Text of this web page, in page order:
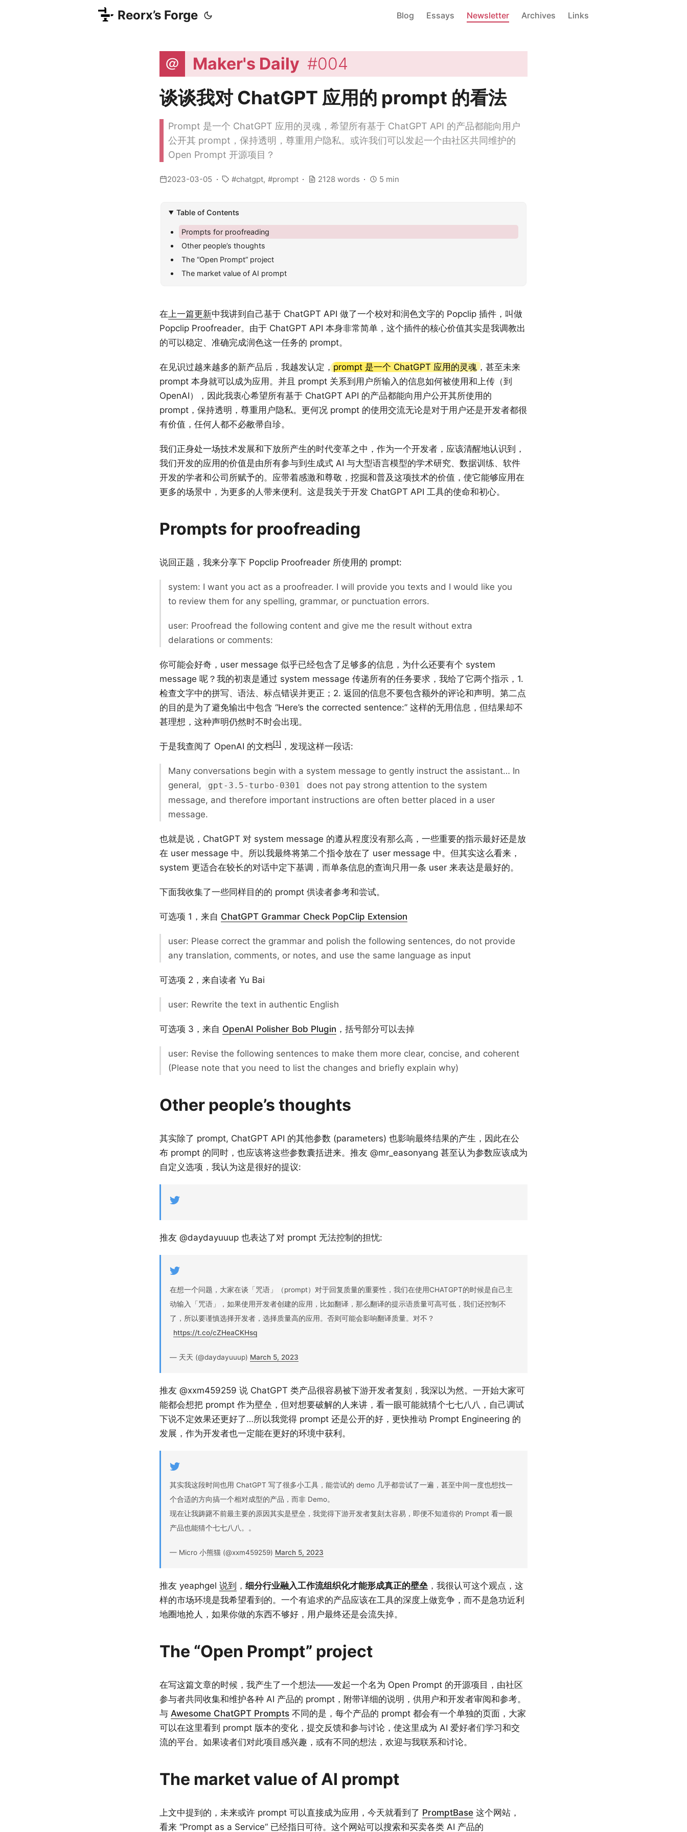
Reorx’s Forge Blog Essays Newsletter Archives Links
＠ Maker's Daily #004
谈谈我对 ChatGPT 应用的 prompt 的看法
Prompt 是一个 ChatGPT 应用的灵魂，希望所有基于 ChatGPT API 的产品都能向用户
公开其 prompt，保持透明，尊重用户隐私。或许我们可以发起一个由社区共同维护的
Open Prompt 开源项目？
2023-03-05 chatgpt prompt 2128 words 5 min
Table of Contents
Prompts for proofreading
Other people’s thoughts
The “Open Prompt” project
The market value of AI prompt
在 上一篇更新中我讲到自己基于 ChatGPT API 做了一个校对和润色文字的 Popclip 插件，叫做
Popclip Proofreader。由于 ChatGPT API 本身非常简单，这个插件的核心价值其实是我调教出
的可以稳定、准确完成润色这一任务的 prompt。
在见识过越来越多的新产品后，我越发认定，prompt 是一个 ChatGPT 应用的灵魂 ，甚至未来
prompt 本身就可以成为应用。并且 prompt 关系到用户所输入的信息如何被使用和上传（到
OpenAI），因此我衷心希望所有基于 ChatGPT API 的产品都能向用户公开其所使用的
prompt，保持透明，尊重用户隐私。更何况 prompt 的使用交流无论是对于用户还是开发者都很
有价值，任何人都不必敝帚自珍。
我们正身处一场技术发展和下放所产生的时代变革之中，作为一个开发者，应该清醒地认识到，
我们开发的应用的价值是由所有参与到生成式 AI 与大型语言模型的学术研究、数据训练、软件
开发的学者和公司所赋予的。应带着感激和尊敬，挖掘和普及这项技术的价值，使它能够应用在
更多的场景中，为更多的人带来便利。这是我关于开发 ChatGPT API 工具的使命和初心。
Prompts for proofreading
说回正题，我来分享下 Popclip Proofreader 所使用的 prompt:
system: I want you act as a proofreader. I will provide you texts and I would like you
to review them for any spelling, grammar, or punctuation errors.
user: Proofread the following content and give me the result without extra
delarations or comments:
你可能会好奇，user message 似乎已经包含了足够多的信息，为什么还要有个 system
message 呢？我的初衷是通过 system message 传递所有的任务要求，我给了它两个指示，1.
检查文字中的拼写、语法、标点错误并更正；2. 返回的信息不要包含额外的评论和声明。第二点
的目的是为了避免输出中包含 “Here’s the corrected sentence:” 这样的无用信息，但结果却不
甚理想，这种声明仍然时不时会出现。
于是我查阅了 OpenAI 的文档 1 ，发现这样一段话:
Many conversations begin with a system message to gently instruct the assistant… In
general,
gpt-3.5-turbo-0301
does not pay strong attention to the system
message, and therefore important instructions are often better placed in a user
message.
也就是说，ChatGPT 对 system message 的遵从程度没有那么高，一些重要的指示最好还是放
在 user message 中。所以我最终将第二个指令放在了 user message 中。但其实这么看来，
system 更适合在较长的对话中定下基调，而单条信息的查询只用一条 user 来表达是最好的。
下面我收集了一些同样目的的 prompt 供读者参考和尝试。
可选项 1，来自 ChatGPT Grammar Check PopClip Extension
user: Please correct the grammar and polish the following sentences, do not provide
any translation, comments, or notes, and use the same language as input
可选项 2，来自读者 Yu Bai
user: Rewrite the text in authentic English
可选项 3，来自 OpenAI Polisher Bob Plugin ，括号部分可以去掉
user: Revise the following sentences to make them more clear, concise, and coherent
(Please note that you need to list the changes and briefly explain why)
Other people’s thoughts
其实除了 prompt, ChatGPT API 的其他参数 (parameters) 也影响最终结果的产生，因此在公
布 prompt 的同时，也应该将这些参数囊括进来。推友 @mr_easonyang 甚至认为参数应该成为
自定义选项，我认为这是很好的提议:
推友 @daydayuuup 也表达了对 prompt 无法控制的担忧:
在想一个问题，大家在谈「咒语」（prompt）对于回复质量的重要性，我们在使用CHATGPT的时候是自己主
动输入「咒语」，如果使用开发者创建的应用，比如翻译，那么翻译的提示语质量可高可低，我们还控制不
了，所以要谨慎选择开发者，选择质量高的应用。否则可能会影响翻译质量。对不？
https://t.co/cZHeaCKHsq
— 天天 (@daydayuuup) March 5, 2023
推友 @xxm459259 说 ChatGPT 类产品很容易被下游开发者复刻，我深以为然。一开始大家可
能都会想把 prompt 作为壁垒，但对想要破解的人来讲，看一眼可能就猜个七七八八，自己调试
下说不定效果还更好了…所以我觉得 prompt 还是公开的好，更快推动 Prompt Engineering 的
发展，作为开发者也一定能在更好的环境中获利。
其实我这段时间也用 ChatGPT 写了很多小工具，能尝试的 demo 几乎都尝试了一遍，甚至中间一度也想找一
个合适的方向搞一个相对成型的产品，而非 Demo。
现在让我踌躇不前最主要的原因其实是壁垒，我觉得下游开发者复刻太容易，即便不知道你的 Prompt 看一眼
产品也能猜个七七八八。。
— Micro 小熊猫 (@xxm459259) March 5, 2023
推友 yeaphgel 说到 ， 细分行业融入工作流组织化才能形成真正的壁垒 ，我很认可这个观点，这
样的市场环境是我希望看到的。一个有追求的产品应该在工具的深度上做竞争，而不是急功近利
地圈地抢人，如果你做的东西不够好，用户最终还是会流失掉。
The “Open Prompt” project
在写这篇文章的时候，我产生了一个想法——发起一个名为 Open Prompt 的开源项目，由社区
参与者共同收集和维护各种 AI 产品的 prompt，附带详细的说明，供用户和开发者审阅和参考。
与 Awesome ChatGPT Prompts 不同的是，每个产品的 prompt 都会有一个单独的页面，大家
可以在这里看到 prompt 版本的变化，提交反馈和参与讨论，使这里成为 AI 爱好者们学习和交
流的平台。如果读者们对此项目感兴趣，或有不同的想法，欢迎与我联系和讨论。
The market value of AI prompt
上文中提到的，未来或许 prompt 可以直接成为应用，今天就看到了 PromptBase 这个网站，
看来 “Prompt as a Service“ 已经指日可待。这个网站可以搜索和买卖各类 AI 产品的